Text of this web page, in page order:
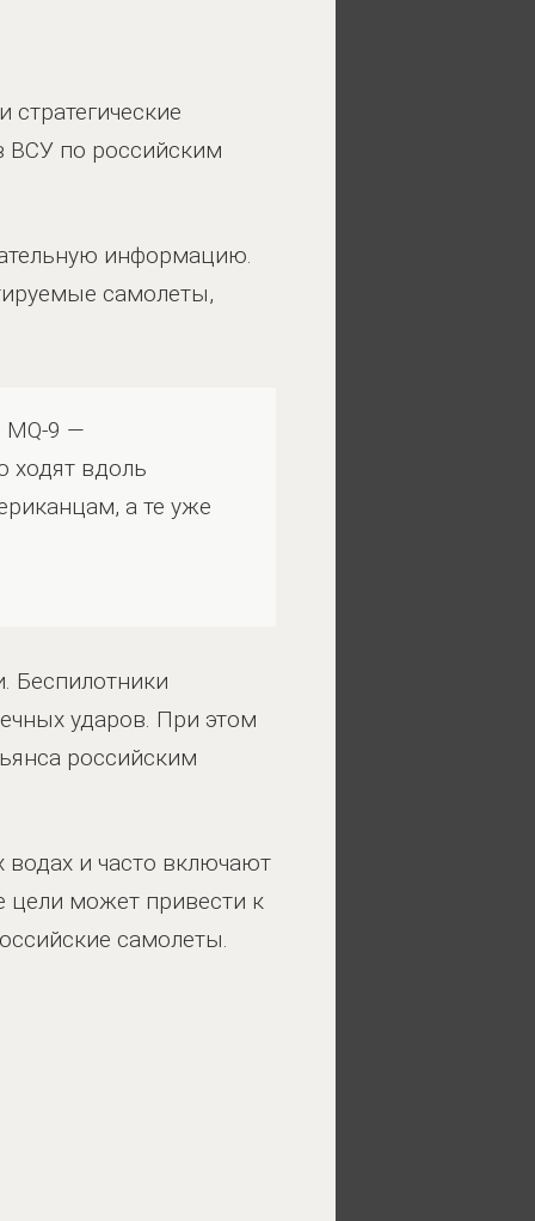
ВСУ по российским
информацию.
самолеты,
MQ-9 —
ходят вдоль
а те уже
Беспилотники
ударов. При этом
российским
и часто включают
цели может привести к
самолеты.